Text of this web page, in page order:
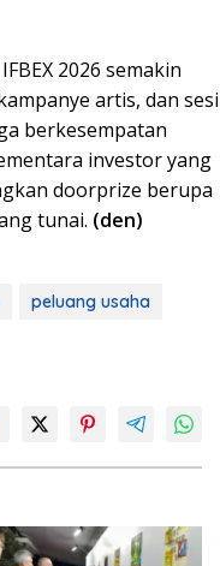
2026 semakin
artis, dan sesi
berkesempatan
investor yang
doorprize berupa
tunai. (den)
peluang usaha